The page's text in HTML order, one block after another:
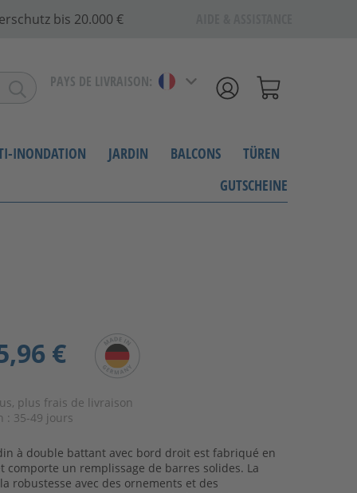
bis 20.000 €
PAYS DE LIVRAISON:
INONDATION JARDIN BALCONS
TÜREN
GUTSCHEINE
€
plus frais de livraison
: 35-49 jours
à double battant avec bord droit est fabriqué en
comporte un remplissage de barres solides. La
robustesse avec des ornements et des